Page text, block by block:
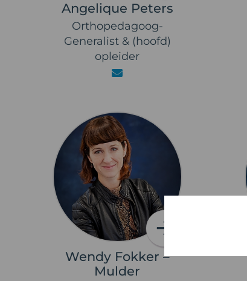
Angelique Peters
Orthopedagoog-
Generalist & (hoofd)
opleider
Wendy Fokker –
Mulder